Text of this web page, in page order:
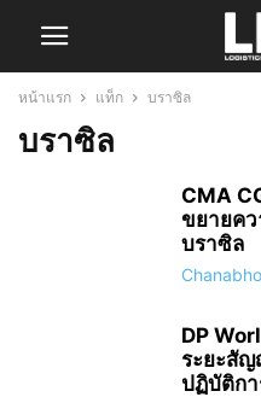
หน้าแรก แท็ก บราซิล
บราซิล
CMA
ขยายคว
บราซิล
DP
ระยะสั
ปฏิบัติกา